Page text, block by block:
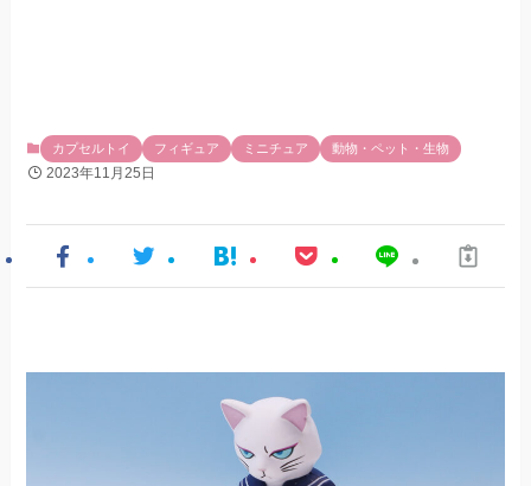
カプセルトイ フィギュア ミニチュア 動物・ペット・生物
2023年11月25日